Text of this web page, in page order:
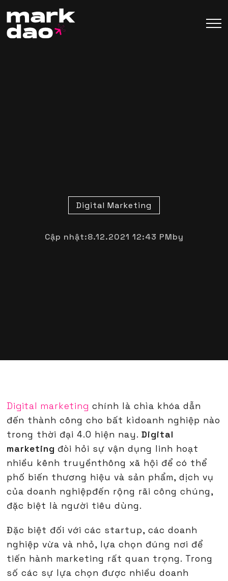
Digital Marketing
Cập nhật:8.12.2021 12:43 PMby
Digital marketing chính là chìa khóa dẫn
đến thành công cho bất kìdoanh nghiệp nào
trong thời đại 4.0 hiện nay.Digital
marketing đòi hỏi sự vận dụng linh hoạt
nhiều kênh truyềnthông xã hội để có thể
phố biến thương hiệu và sản phẩm, dịch vụ
của doanh nghiệpđến rộng rãi công chúng,
đặc biệt là người tiêu dùng.
Đặc biệt đối với các startup, các doanh
nghiệp vừa và nhỏ, lựa chọn đúng nơi để
tiến hành marketing rất quan trọng. Trong
số các sự lựa chọn được nhiều doanh